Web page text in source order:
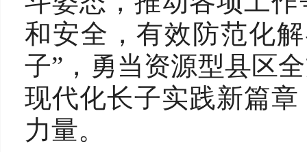
和安全，有效防范化
子”，勇当资源型县区
现代化长子实践新篇
力量。